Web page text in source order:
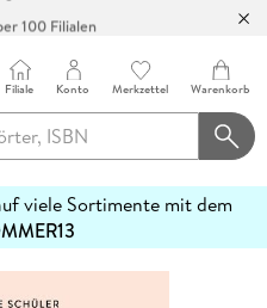
100 Filialen
Filiale Konto Merkzettel Warenkorb
viele Sortimente mit dem